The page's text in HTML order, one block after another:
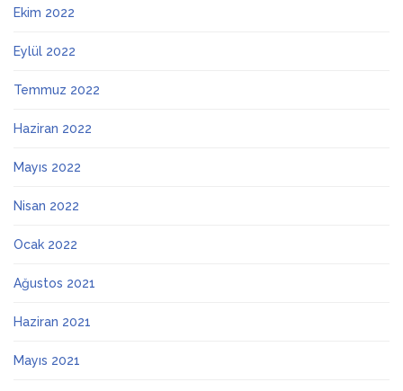
Ekim 2022
Eylül 2022
Temmuz 2022
Haziran 2022
Mayıs 2022
Nisan 2022
Ocak 2022
Ağustos 2021
Haziran 2021
Mayıs 2021